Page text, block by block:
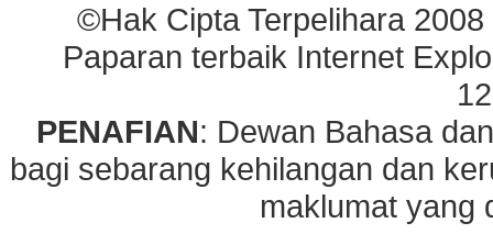
©Hak Cipta Terpelihara
Paparan terbaik Internet
PENAFIAN: Dewan Bahasa
bagi sebarang kehilangan dan
maklumat yang